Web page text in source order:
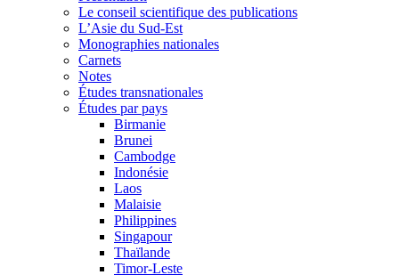
Le conseil scientifique des publications
L’Asie du Sud-Est
Monographies nationales
Carnets
Notes
Études transnationales
Études par pays
Birmanie
Brunei
Cambodge
Indonésie
Laos
Malaisie
Philippines
Singapour
Thaïlande
Timor-Leste